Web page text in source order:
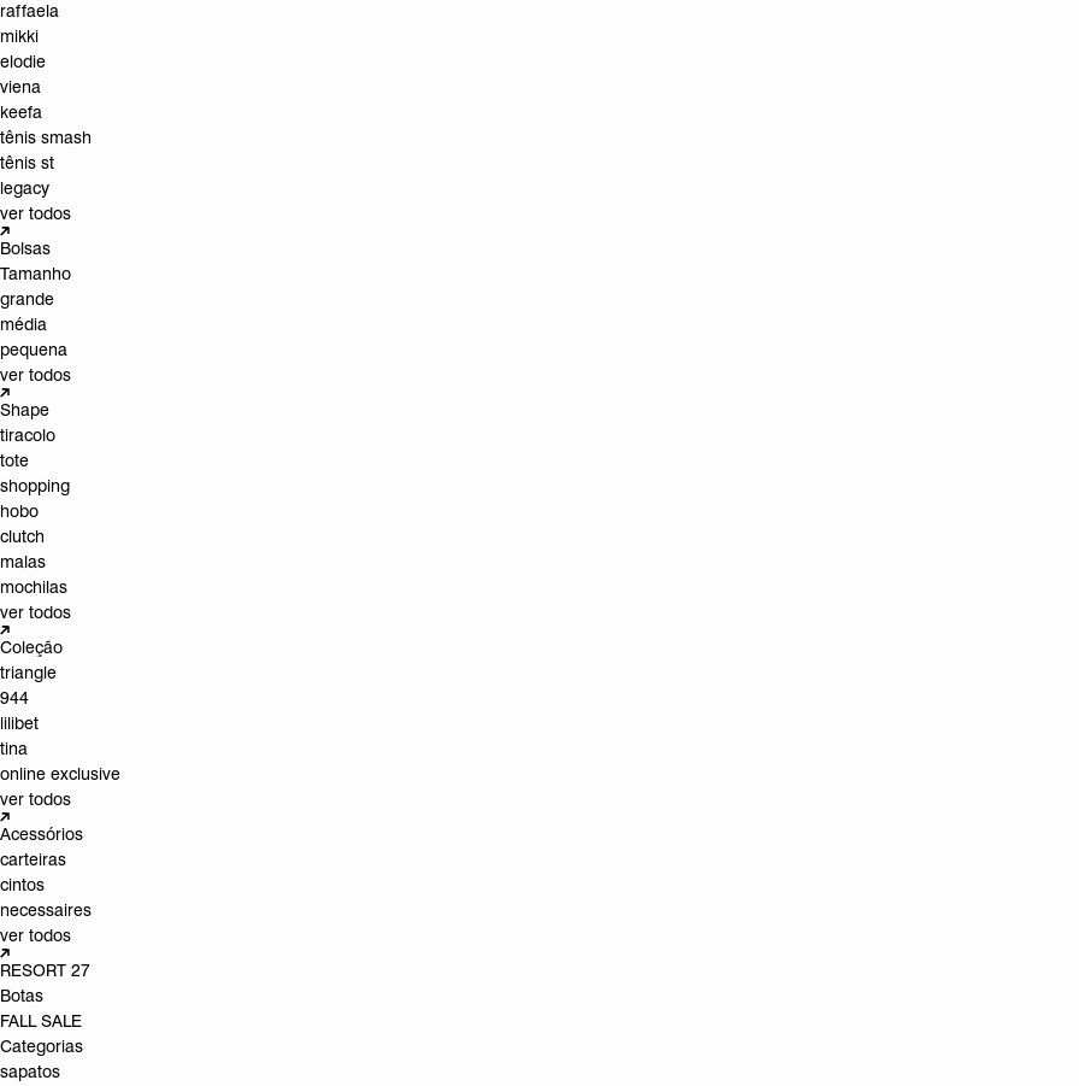
raffaela
mikki
elodie
viena
keefa
tênis smash
tênis st
legacy
ver todos
Bolsas
Tamanho
grande
média
pequena
ver todos
Shape
tiracolo
tote
shopping
hobo
clutch
malas
mochilas
ver todos
Coleção
triangle
944
lilibet
tina
online exclusive
ver todos
Acessórios
carteiras
cintos
necessaires
ver todos
RESORT 27
Botas
FALL SALE
Categorias
sapatos